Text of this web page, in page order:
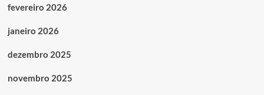
fevereiro 2026
janeiro 2026
dezembro 2025
novembro 2025